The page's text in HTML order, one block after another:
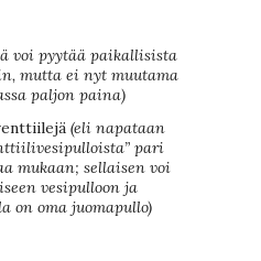
voi pyytää paikallisista
mutta ei nyt muutama
paljon paina)
(eli napataan
pari
mukaan; sellaisen voi
vesipulloon ja
on oma juomapullo)